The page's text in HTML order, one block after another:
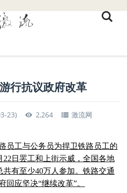
行抗议政府改革
23) 2,264
激流网
员工与公务员为捍卫铁路员工的
日罢工和上街示威，全国各地
有至少40万人参加。铁路交通
回应坚决“继续改革”。